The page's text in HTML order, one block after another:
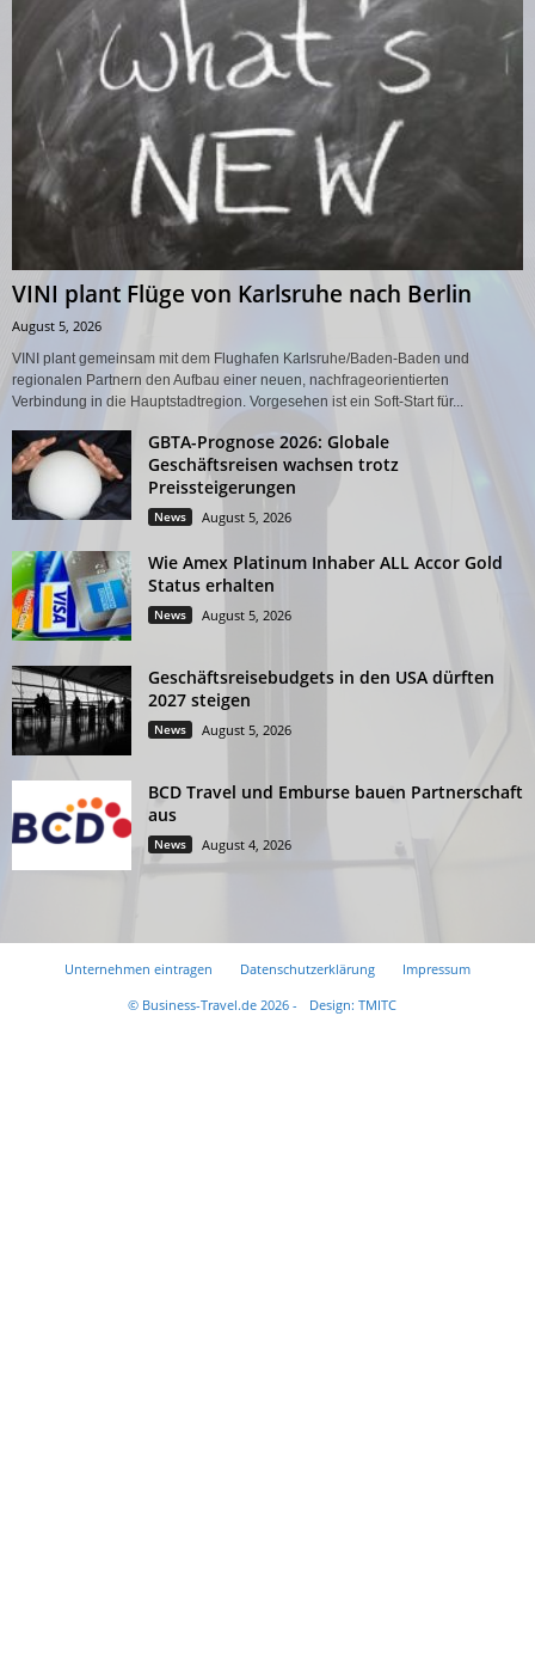
VINI plant Flüge von Karlsruhe nach Berlin
August 5, 2026
VINI plant gemeinsam mit dem Flughafen Karlsruhe/Baden-Baden und
regionalen Partnern den Aufbau einer neuen, nachfrageorientierten
Verbindung in die Hauptstadtregion. Vorgesehen ist ein Soft-Start für...
GBTA-Prognose 2026: Globale
Geschäftsreisen wachsen trotz
Preissteigerungen
News August 5, 2026
Wie Amex Platinum Inhaber ALL Accor Gold
Status erhalten
News August 5, 2026
Geschäftsreisebudgets in den USA dürften
2027 steigen
News August 5, 2026
BCD Travel und Emburse bauen Partnerschaft
aus
News August 4, 2026
Unternehmen eintragen Datenschutzerklärung
Impressum
© Business-Travel.de 2026 -
Design: TMITC